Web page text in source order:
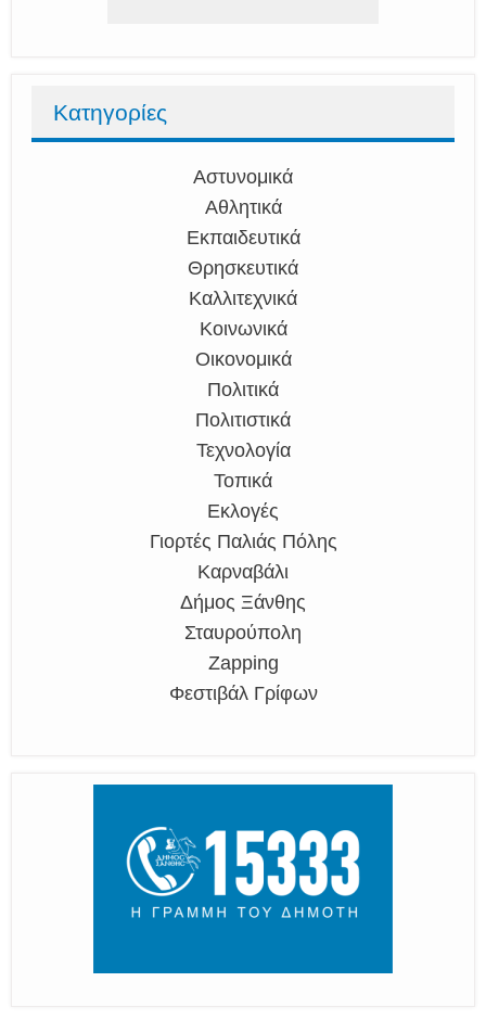
Κατηγορίες
Αστυνομικά
Αθλητικά
Εκπαιδευτικά
Θρησκευτικά
Καλλιτεχνικά
Κοινωνικά
Οικονομικά
Πολιτικά
Πολιτιστικά
Τεχνολογία
Τοπικά
Εκλογές
Γιορτές Παλιάς Πόλης
Καρναβάλι
Δήμος Ξάνθης
Σταυρούπολη
Zapping
Φεστιβάλ Γρίφων